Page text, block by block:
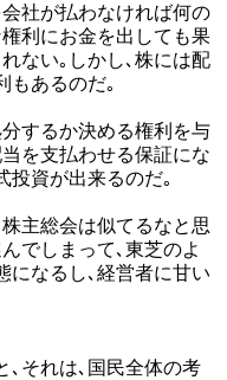
社が払わなければ何の
利にお金を出しても果
ない｡しかし､株には配
もあるのだ｡
するか決める権利を与
を支払わせる保証にな
投資が出来るのだ｡
主総会は似てるなと思
でしまって､東芝のよ
になるし､経営者に甘い
､それは､国民全体の考